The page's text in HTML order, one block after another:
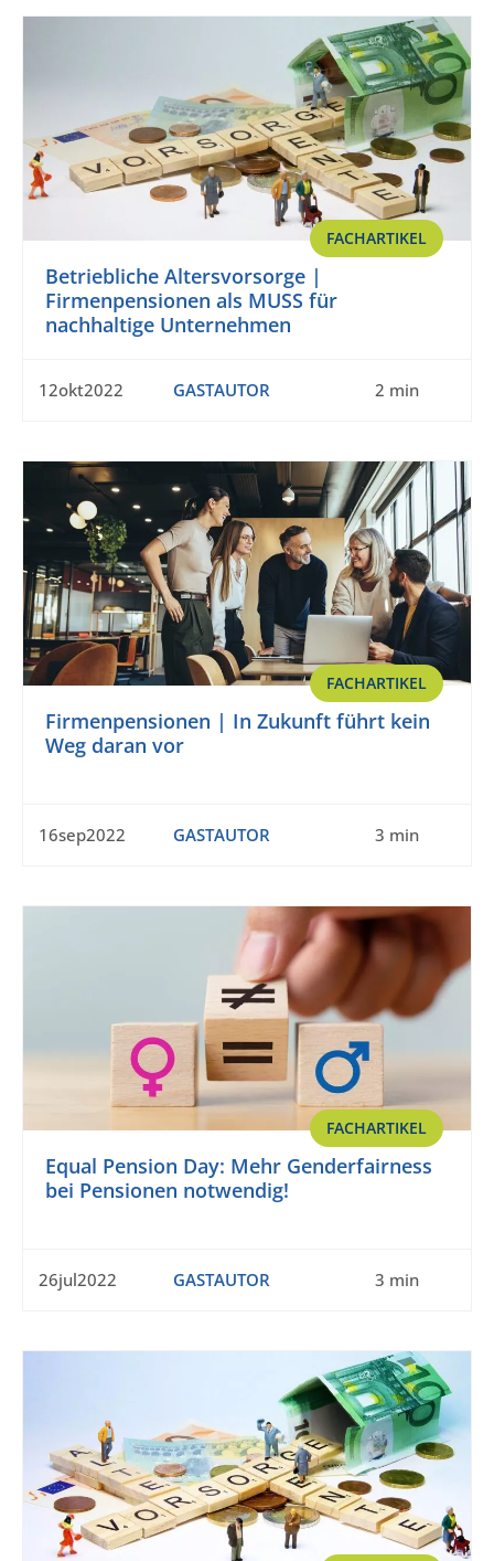
FACHARTIKEL
Betriebliche Altersvorsorge |
Firmenpensionen als MUSS für
nachhaltige Unternehmen
12okt2022 GASTAUTOR 2 min
FACHARTIKEL
Firmenpensionen | In Zukunft führt kein
Weg daran vor
16sep2022 GASTAUTOR 3 min
FACHARTIKEL
Equal Pension Day: Mehr Genderfairness
bei Pensionen notwendig!
26jul2022 GASTAUTOR 3 min